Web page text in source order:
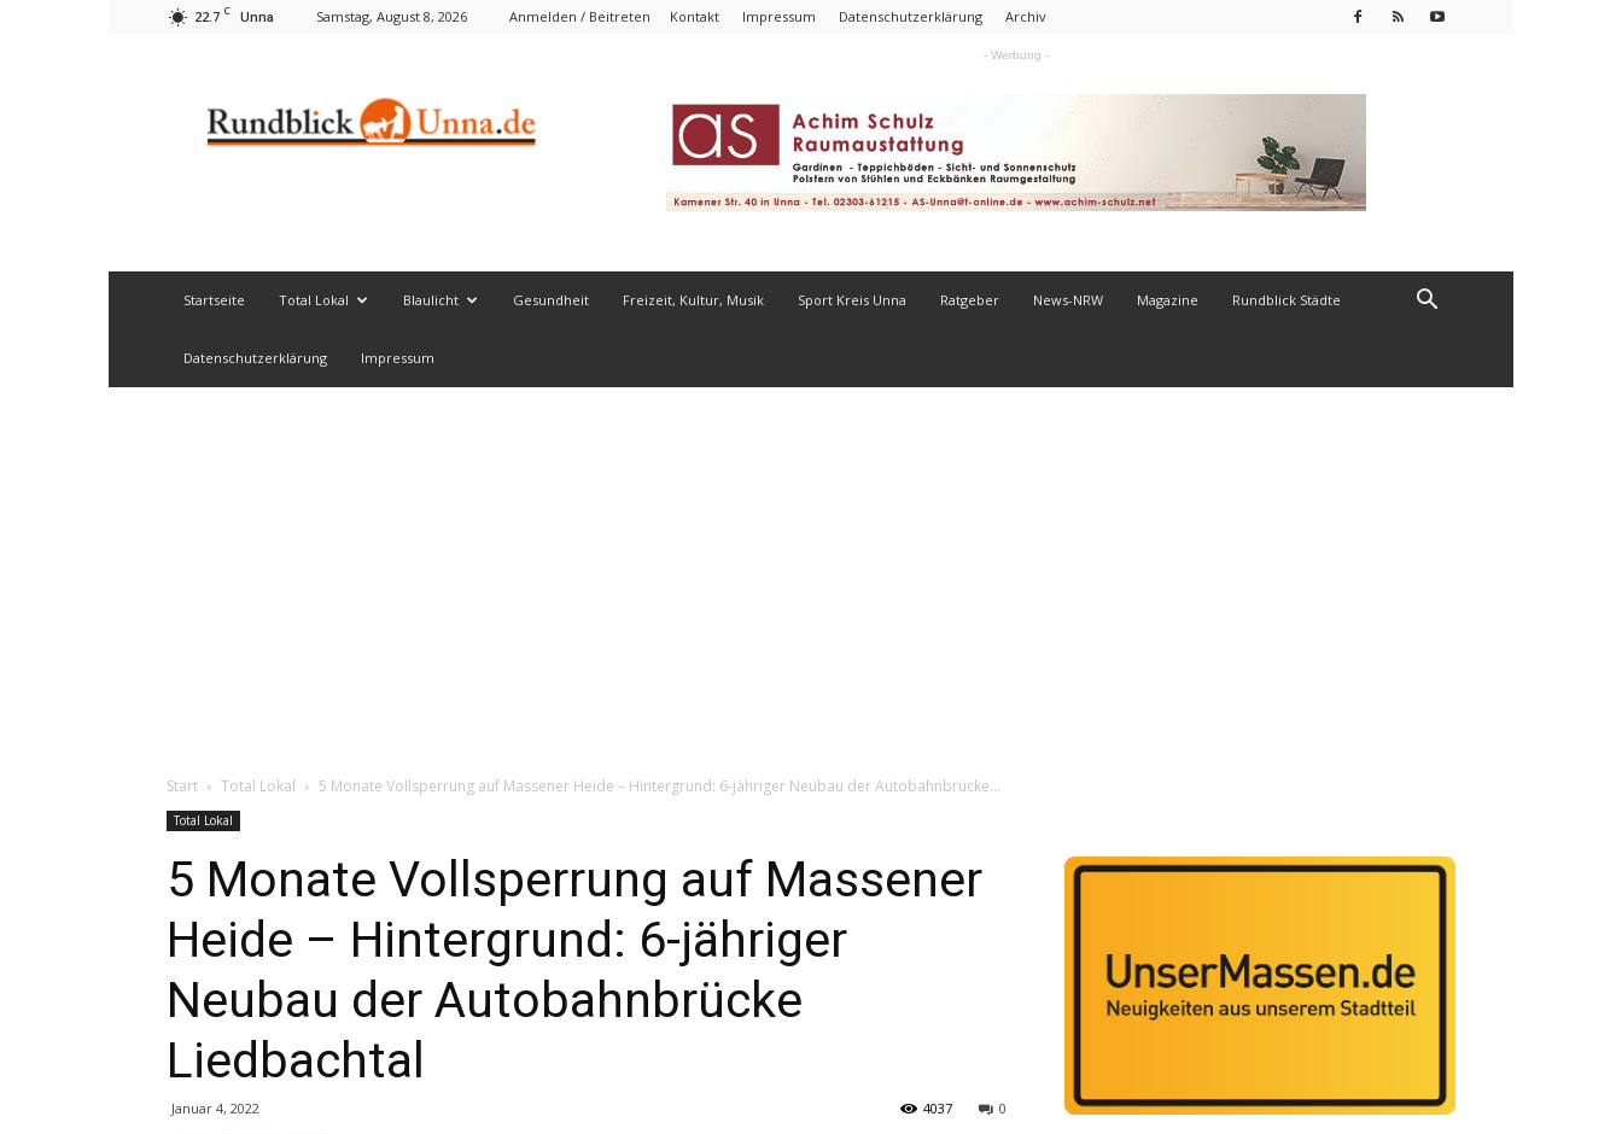
22.7 C Unna Samstag, August 8, 2026 Anmelden / Beitreten Kontakt Impressum Datenschutzerklärung Archiv
- Werbung -
Startseite Total Lokal Blaulicht Gesundheit Freizeit, Kultur, Musik Sport Kreis Unna Ratgeber News-NRW Magazine Rundblick Städte
Datenschutzerklärung Impressum
Start Total Lokal 5 Monate Vollsperrung auf Massener Heide – Hintergrund: 6-jähriger Neubau der Autobahnbrücke...
Total Lokal
5 Monate Vollsperrung auf Massener
Heide – Hintergrund: 6-jähriger
Neubau der Autobahnbrücke
Liedbachtal
Januar 4, 2022 0
4037